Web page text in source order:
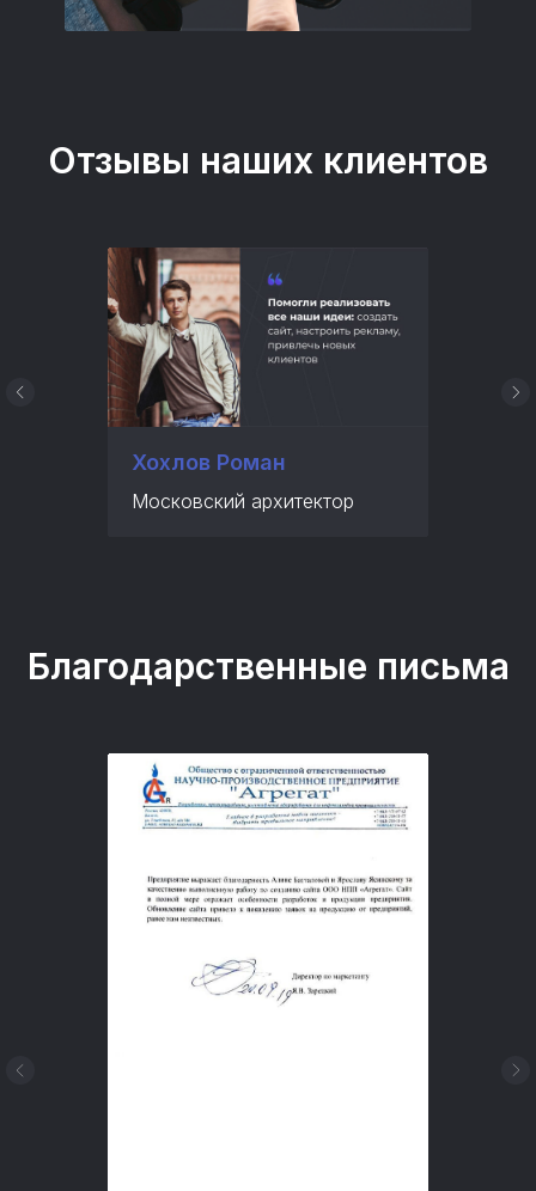
Отзывы наших клиентов
Хохлов Роман
Московский архитектор
Благодарственные письма